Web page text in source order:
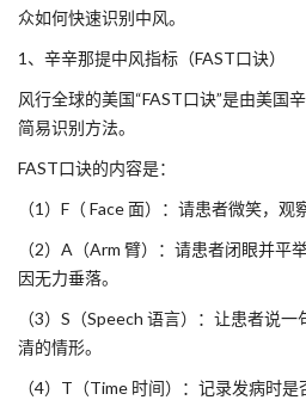
众如何快速识别中风。
1、辛辛那提中风指标（FAST口诀）
风行全球的美国“FAST口诀”是由美国
简易识别方法。
FAST口诀的内容是：
（1）F（ Face 面）：请患者微笑，观
（2）A（Arm 臂）：请患者闭眼并平
因无力垂落。
（3）S（Speech 语言）：让患者说
清的情形。
（4）T（Time 时间）：记录发病时是